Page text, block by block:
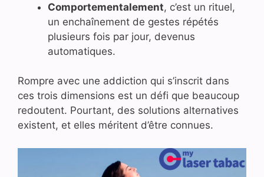
Comportementalement, c’est un rituel,
un enchaînement de gestes répétés
plusieurs fois par jour, devenus
automatiques.
Rompre avec une addiction qui s’inscrit dans
ces trois dimensions est un défi que beaucoup
redoutent. Pourtant, des solutions alternatives
existent, et elles méritent d’être connues.